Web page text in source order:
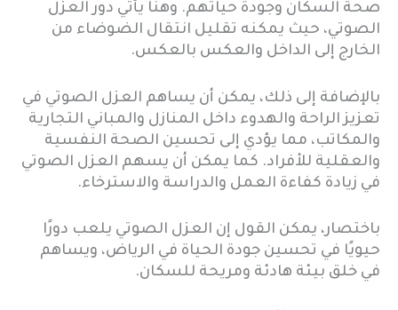
صحة السكان وجودة حياتهم. وهنا يأتي دور العزل
الصوتي، حيث يمكنه تقليل انتقال الضوضاء من
الخارج إلى الداخل والعكس بالعكس.
بالإضافة إلى ذلك، يمكن أن يساهم العزل الصوتي في
تعزيز الراحة والهدوء داخل المنازل والمباني التجارية
والمكاتب، مما يؤدي إلى تحسين الصحة النفسية
والعقلية للأفراد. كما يمكن أن يسهم العزل الصوتي
في زيادة كفاءة العمل والدراسة والاسترخاء.
باختصار، يمكن القول إن العزل الصوتي يلعب دورًا
حيويًا في تحسين جودة الحياة في الرياض، ويساهم
في خلق بيئة هادئة ومريحة للسكان.